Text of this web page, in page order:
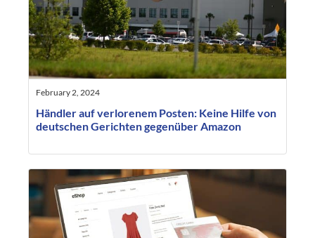
February 2, 2024
Händler auf verlorenem Posten: Keine Hilfe von
deutschen Gerichten gegenüber Amazon